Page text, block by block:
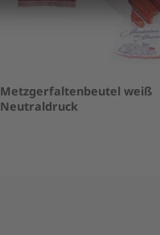
Metzgerfaltenbeutel weiß
Neutraldruck